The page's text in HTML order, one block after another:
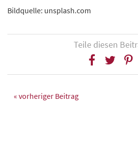
Bildquelle: unsplash.com
Teile diesen
« vorheriger Beitrag